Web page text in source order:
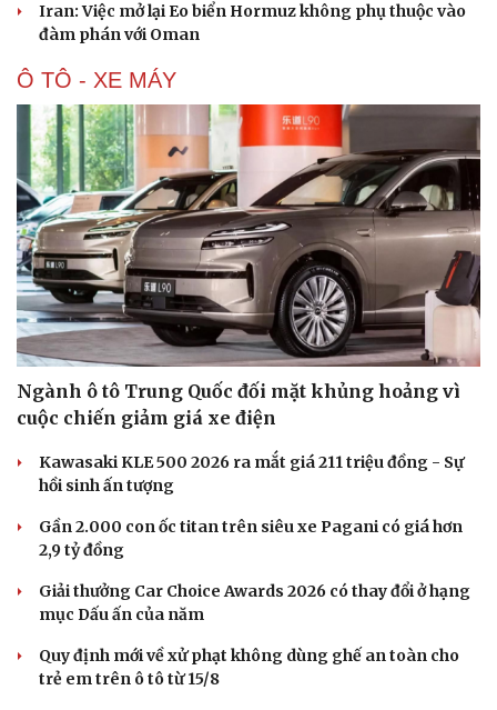
Văn hóa
Sân khấu - Điện ảnh
Văn học
Âm nhạc
Di sản
Giải trí
Nghệ sĩ
Thời trang
Sao Việt
Iran: Việc mở lại Eo biển Hormuz không phụ thuộc vào
đàm phán với Oman
Ô TÔ - XE MÁY
Ngành ô tô Trung Quốc đối mặt khủng hoảng vì
cuộc chiến giảm giá xe điện
Kawasaki KLE 500 2026 ra mắt giá 211 triệu đồng - Sự
hồi sinh ấn tượng
Gần 2.000 con ốc titan trên siêu xe Pagani có giá hơn
2,9 tỷ đồng
Giải thưởng Car Choice Awards 2026 có thay đổi ở hạng
mục Dấu ấn của năm
Quy định mới về xử phạt không dùng ghế an toàn cho
trẻ em trên ô tô từ 15/8